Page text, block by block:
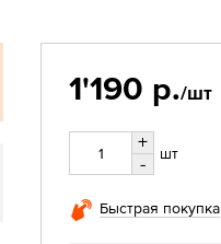
1'190 р./шт
+
-
шт
Быстрая покупка